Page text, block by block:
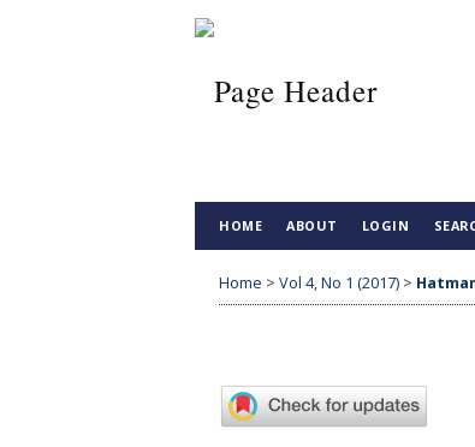
HOME ABOUT LOGIN
Home > Vol 4, No 1 (2017) >